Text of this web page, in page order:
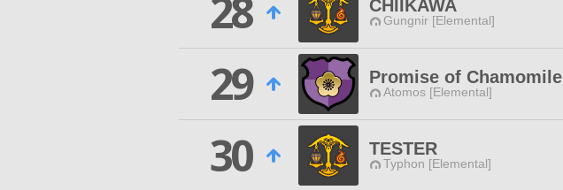
28
CHIIKAWA
Gungnir [Elemental]
29
Promise of Chamomile
Atomos [Elemental]
30
TESTER
Typhon [Elemental]